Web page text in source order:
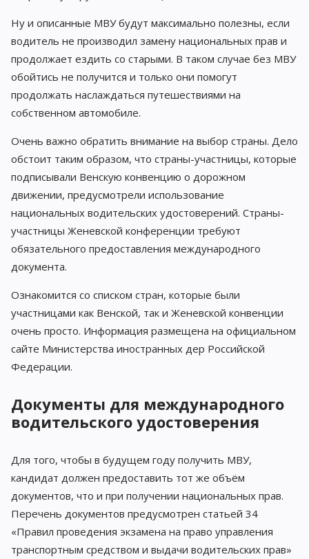
Ну и описанные МВУ будут максимально полезны, если
водитель не производил замену национальных прав и
продолжает ездить со старыми. В таком случае без МВУ
обойтись не получится и только они помогут
продолжать наслаждаться путешествиями на
собственном автомобиле.
Очень важно обратить внимание на выбор страны. Дело
обстоит таким образом, что страны-участницы, которые
подписывали Венскую конвенцию о дорожном
движении, предусмотрели использование
национальных водительских удостоверений. Страны-
участницы Женевской конференции требуют
обязательного предоставления международного
документа.
Ознакомится со списком стран, которые были
участницами как Венской, так и Женевской конвенции
очень просто. Информация размещена на официальном
сайте Министерства иностранных дер Российской
Федерации.
Документы для международного
водительского удостоверения
Для того, чтобы в будущем году получить МВУ,
кандидат должен предоставить тот же объём
документов, что и при получении национальных прав.
Перечень документов предусмотрен статьей 34
«Правил проведения экзамена на право управления
транспортным средством и выдачи водительских прав»